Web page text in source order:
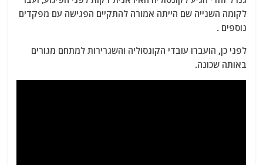
לקומה השנייה שם הייתה אמורה להתקיים הפגישה עם מפקדים
נוספים .
לפני כן, הועברו עובדי הקונסוליה והשגרירות למתחם מגורים
באותה שכונה.